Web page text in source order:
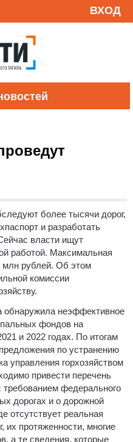
ВХОД
более тысячи дорог,
и разработать
власти ищут
работой. Максимальная
млн рублей. Об этом
комиссии
обнаружила неэффективное
фондов на
и 2022 годах. По итогам
по устранению
управления горхозяйством
привести перечень
требованием федерального
дорогах и о дорожной
отсутствует реальная
их протяженности, многие
а те сведения, которые